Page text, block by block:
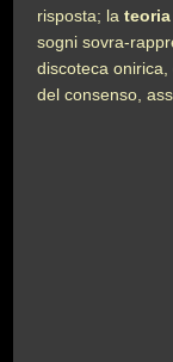
risposta; la
sogni sovra-
discoteca
del consenso,